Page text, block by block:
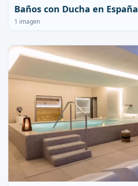
Baños con Ducha en España
1 imagen